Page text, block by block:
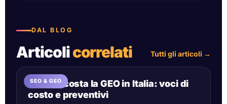
DAL BLOG
Articolicorrelati Tutti gli articoli →
SEO & GEO
Quanto costa la GEO in Italia: voci di
costo e preventivi